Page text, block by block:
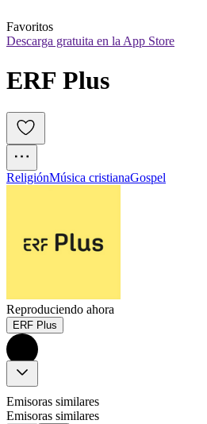
Favoritos
Descarga gratuita en la App Store
ERF Plus
ReligiónMúsica cristianaGospel
Reproduciendo ahora
ERF Plus
Emisoras similares
Emisoras similares